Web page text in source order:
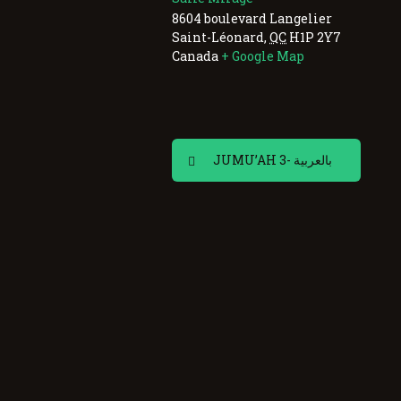
8604 boulevard Langelier
Saint-Léonard, QC H1P 2Y7
Canada + Google Map
JUMU’AH 3- بالعربية